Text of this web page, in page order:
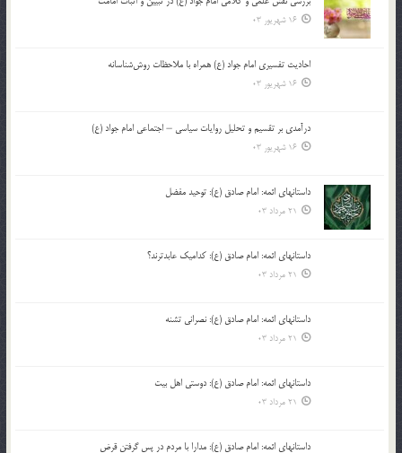
16 شهریور 03
احادیث تفسیری امام جواد (ع) همراه با ملاحظات روش‌شناسانه
16 شهریور 03
درآمدی بر تقسیم و تحلیل روایات سیاسی – اجتماعی امام جواد (ع)
16 شهریور 03
داستانهای ائمه: امام صادق (ع): توحید مفضل
21 مرداد 03
داستانهای ائمه: امام صادق (ع): کدامیک عابدترند؟
21 مرداد 03
داستانهای ائمه: امام صادق (ع): نصرانی تشنه
21 مرداد 03
داستانهای ائمه: امام صادق (ع): دوستی اهل بیت
21 مرداد 03
داستانهای ائمه: امام صادق (ع): مدارا با مردم در پس گرفتن قرض